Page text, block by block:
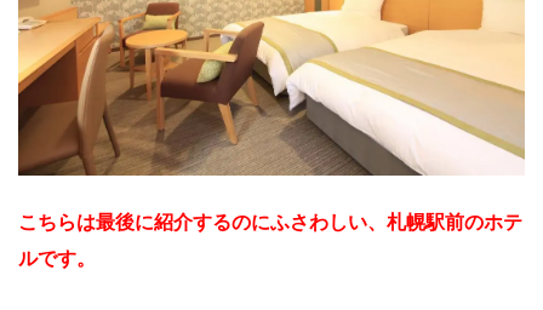
こちらは最後に紹介するのにふさわしい、札幌駅前のホテ
ルです。